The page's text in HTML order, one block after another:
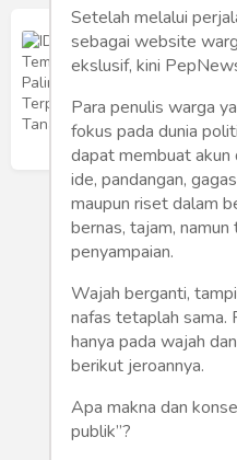
Konstitusi
Hankam
Internasional
Bisnis
Humaniora
Tekno
Gaya
Wisata
IDWX Jadi
Tanah Air
Richard
Ferro Maulana
Jumat 9 Jan, 2026
Setelah melalui
sebagai website
ekslusif, kini
Para penulis warga
fokus pada dunia
dapat membuat akun
ide, pandangan,
maupun riset dalam
bernas, tajam,
penyampaian.
Wajah berganti,
nafas tetaplah sama.
hanya pada wajah
berikut jeroannya.
Apa makna dan
publik”?